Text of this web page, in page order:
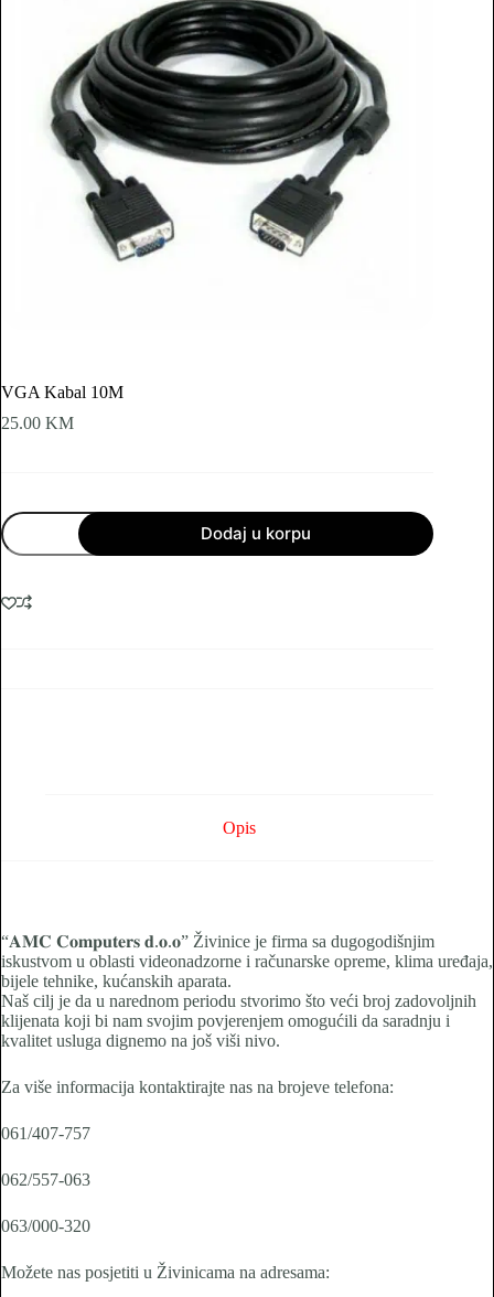
VGA Kabal 10M
25.00 KM
VGA
Kabal
10M
Dodaj u korpu
Opis
“𝐀𝐌𝐂 𝐂𝐨𝐦𝐩𝐮𝐭𝐞𝐫𝐬 𝐝.𝐨.𝐨” Živinice je firma sa dugogodišnjim
iskustvom u oblasti videonadzorne i računarske opreme, klima uređaja,
bijele tehnike, kućanskih aparata.
Naš cilj je da u narednom periodu stvorimo što veći broj zadovoljnih
klijenata koji bi nam svojim povjerenjem omogućili da saradnju i
kvalitet usluga dignemo na još viši nivo.
Za više informacija kontaktirajte nas na brojeve telefona:
061/407-757
062/557-063
063/000-320
Možete nas posjetiti u Živinicama na adresama: